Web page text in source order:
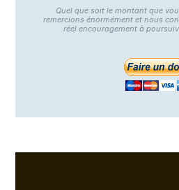
Quel que soit le montant que
remercions énormément et nous
réel encouragement à